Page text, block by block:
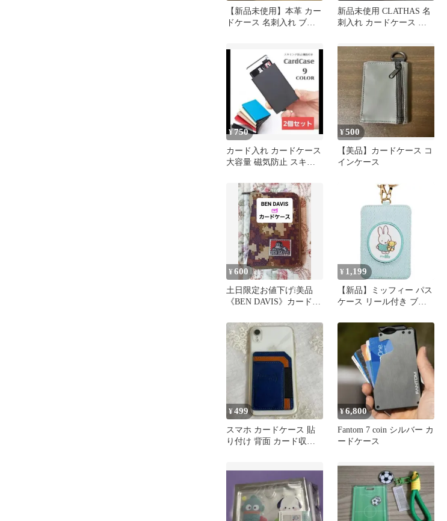
【新品未使用】本革 カー
ドケース 名刺入れ ブラ
新品未使用 CLATHAS 名
刺入れ カードケース 牛
¥750
カード入れ カードケース
大容量 磁気防止 スキミ
¥500
【美品】カードケース コ
インケース
¥600
土日限定お値下げ❕美品
《BEN DAVIS》カードケ
¥ 1,199
【新品】ミッフィー パス
ケース リール付き ブル
¥499
スマホ カードケース 貼
り付け 背面 カード収納
¥6,800
Fantom 7 coin シルバー カ
ードケース